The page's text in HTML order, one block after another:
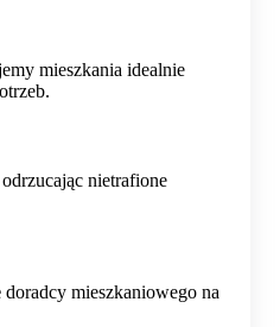
mieszkania idealnie
odrzucając nietrafione
doradcy mieszkaniowego na